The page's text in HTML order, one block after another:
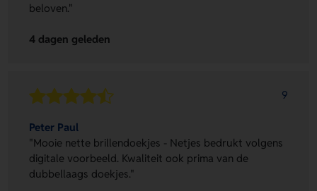
beloven."
4 dagen geleden
9
Peter Paul
"Mooie nette brillendoekjes - Netjes bedrukt volgens
digitale voorbeeld. Kwaliteit ook prima van de
dubbellaags doekjes."